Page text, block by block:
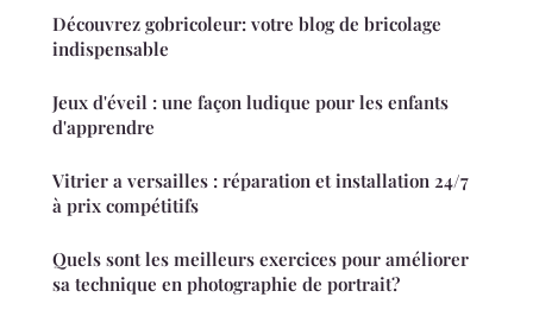
Découvrez gobricoleur: votre blog de bricolage
indispensable
Jeux d'éveil : une façon ludique pour les enfants
d'apprendre
Vitrier a versailles : réparation et installation 24/7
à prix compétitifs
Quels sont les meilleurs exercices pour améliorer
sa technique en photographie de portrait?